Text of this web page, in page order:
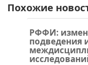
Похожие
РФФИ:
подведения